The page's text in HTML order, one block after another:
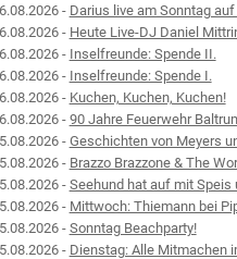
- Darius live am Sonntag
- Heute Live-DJ Daniel
- Inselfreunde: Spende II.
- Inselfreunde: Spende I.
- Kuchen, Kuchen, Kuchen!
-90 Jahre Feuerwehr
-Geschichten von Meyers
- Brazzo Brazzone & The
-Seehund hat auf mit Speis
- Mittwoch: Thiemann bei
-Sonntag Beachparty!
- Dienstag: Alle Mitmachen